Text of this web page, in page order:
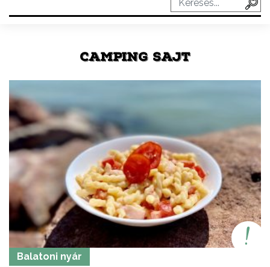
CAMPING SAJT
Balatoni nyár